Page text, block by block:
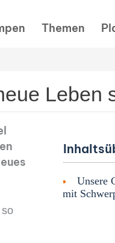
Themen
Leben
Unsere
mit